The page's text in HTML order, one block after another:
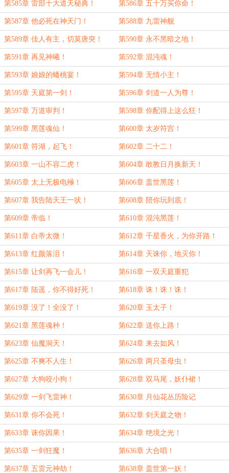
第585章 雷部十大道天秘典！ 第586章 五十万买你命！
第587章 他必死在神天门！ 第588章 九雷神舰
第589章 佳人有主，切莫唐突！ 第590章 永不黑暗之地！
第591章 再见神曦！ 第592章 混沌魂！
第593章 娘娘的蟠桃宴！ 第594章 无情小主！
第595章 天庭第一剑！ 第596章 剑道一人为尊！
第597章 万道审判！ 第598章 你配得上这么狂！
第599章 黑莲魂仙！ 第600章 太岁符宫！
第601章 符湖，起飞！ 第602章 二十二！
第603章 一山不容二虎！ 第604章 敢教日月换新天！
第605章 太上无极电殛！ 第606章 盖世黑莲！
第607章 我告陆天王一状！ 第608章 陪你玩到底！
第609章 帝临！ 第610章 混沌黑莲！
第611章 白帝太微！ 第612章 千星香火，为你开路！
第613章 红颜落泪！ 第614章 天诛你，地灭你！
第615章 让剑再飞一会儿！ 第616章 一双天庭重犯
第617章 陆遥，你不得好死！ 第618章 诛！诛！诛！
第619章 没了！全没了！ 第620章 玉太子！
第621章 黑莲魂种！ 第622章 送你上路！
第623章 仙魔洞天！ 第624章 来去如风！
第625章 不爽不人生！ 第626章 两只圣母虫！
第627章 大狗咬小狗！ 第628章 双马尾，妖仆裙！
第629章 一剑飞雷神！ 第630章 月仙花丛历险记
第631章 你不会死！ 第632章 剑天庭之物！
第633章 诛你因果！ 第634章 绝境之光！
第635章 一剑狂魔！ 第636章 大合唱！
第637章 五雷元神劫！ 第638章 盖世第一妖！